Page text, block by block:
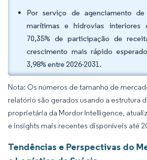
Por serviço de agenciamento
marítimas e hidrovias interiores
70,35% de participação de
crescimento mais rápido
3,98% entre 2026-2031.
Nota: Os números de tamanho de
relatório são gerados usando a estrutura
proprietária da Mordor Intelligence,
e insights mais recentes disponíveis até
Tendências e Perspectivas do